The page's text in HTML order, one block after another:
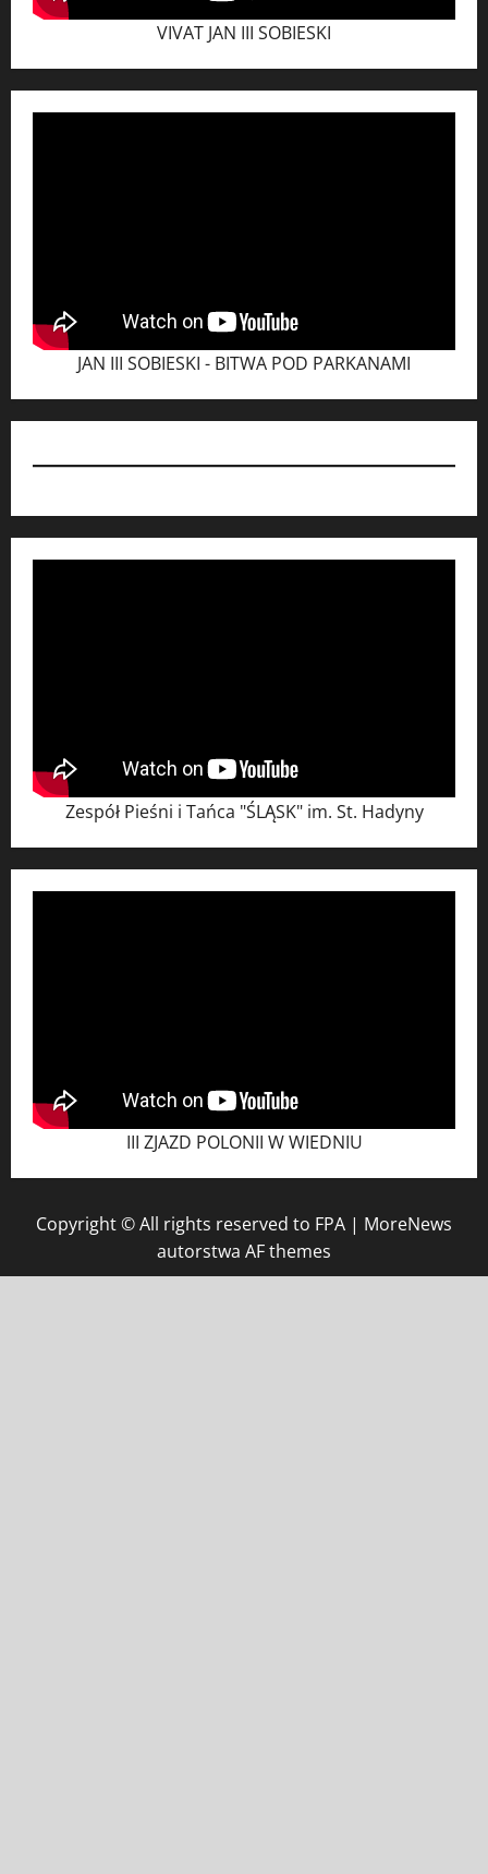
VIVAT JAN III SOBIESKI
JAN III SOBIESKI - BITWA POD PARKANAMI
Zespół Pieśni i Tańca "ŚLĄSK" im. St. Hadyny
III ZJAZD POLONII W WIEDNIU
Copyright © All rights reserved to FPA | MoreNews
autorstwa AF themes